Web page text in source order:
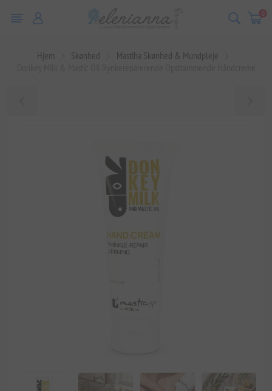
0
Hjem Skønhed
Mastiha Skønhed & Mundpleje